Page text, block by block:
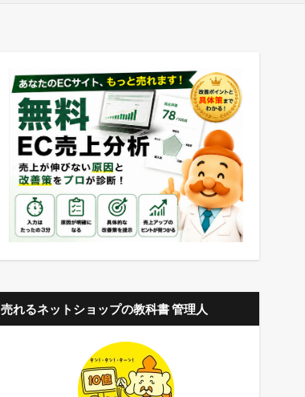
売れるネットショップの教科書 管理人